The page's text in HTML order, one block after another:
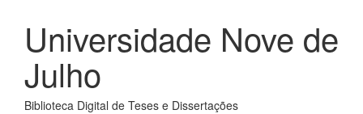
Universidade Nove de
Julho
Biblioteca Digital de Teses e Dissertações